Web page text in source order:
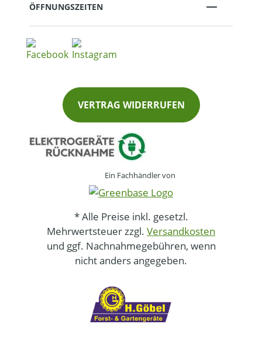
ÖFFNUNGSZEITEN
VERTRAG WIDERRUFEN
Ein Fachhändler von
* Alle Preise inkl. gesetzl.
Mehrwertsteuer zzgl. Versandkosten
und ggf. Nachnahmegebühren, wenn
nicht anders angegeben.